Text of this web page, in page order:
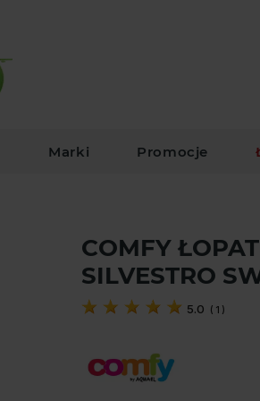
Marki Promocje
COMFY
SILVESTRO
5.0 ( 1 )